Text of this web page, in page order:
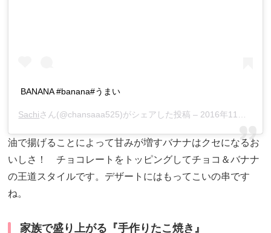
BANANA #banana#うまい
Sachiさん(@chansaaa525)がシェアした投稿 – 2016年11月月19日午前3時46分PST
油で揚げることによって甘みが増すバナナはクセになるお
いしさ！ チョコレートをトッピングしてチョコ＆バナナ
の王道スタイルです。デザートにはもってこいの串です
ね。
家族で盛り上がる『手作りたこ焼き』